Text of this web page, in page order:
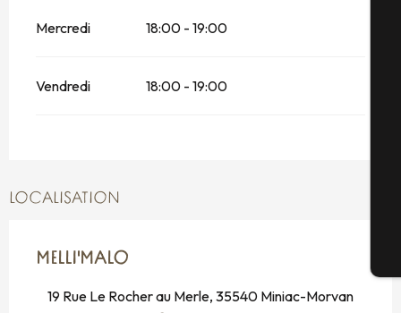
Mercredi 18:00 - 19:00
Vendredi 18:00 - 19:00
LOCALISATION
MELLI'MALO
19 Rue Le Rocher au Merle, 35540 Miniac-Morvan